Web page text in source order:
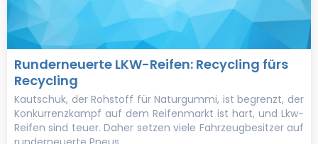
Runderneuerte LKW-Reifen: Recycling fürs
Recycling
Kautschuk, der Rohstoff für Naturgummi, ist begrenzt, der
Konkurrenzkampf auf dem Reifenmarkt ist hart, und Lkw-
Reifen sind teuer. Daher setzen viele Fahrzeugbesitzer auf